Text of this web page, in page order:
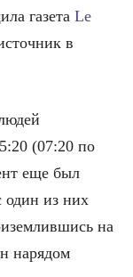
газета Le
в
(07:20 по
еще был
один из них
на
нарядом